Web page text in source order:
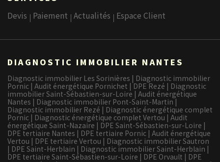
Devis Paiement Actualités Espace Client
DIAGNOSTIC IMMOBILIER NANTES
Diagnostic immobilier Les Sorinières | Diagnostic immobilier
Pornic | Audit énergétique Pornichet |DPE Rezé | Diagnostic
immobilier Saint-Sébastien-sur-Loire | Audit énergétique
Nantes | Diagnostic immobilier Pont-Saint-Martin|
Diagnostic immobilier Rezé | Diagnostic énergétique complet
Pornic | Diagnostic énergétique complet Vertou | Audit
énergétique Saint-Nazaire | DPE Saint-Sébastien-sur-Loire |
DPE tertiaire Nantes | DPE tertiaire Pornic | Audit énergétique
Vertou | DPE tertiaire Vertou | Diagnostic immobilier Sautron
| DPE Saint-Herblain | Diagnostic immobilier Saint-Herblain |
DPE tertiaire Saint-Sébastien-sur-Loire | DPE Orvault | DPE